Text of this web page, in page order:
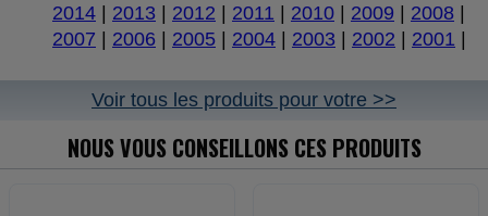
2014
2013 2012 2011 2010 2009 2008
2007
2006 2005 2004 2003 2002 2001
Voir tous les produits pour votre >>
NOUS VOUS CONSEILLONS CES PRODUITS